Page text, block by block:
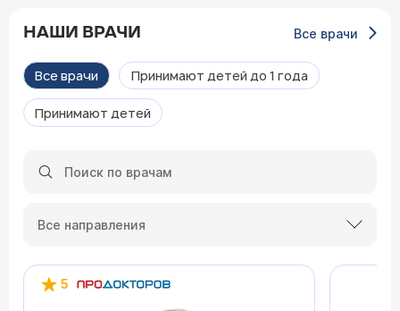
НАШИ ВРАЧИ Все врачи
Все врачи Принимают детей до 1 года
Принимают детей
Все направления
5